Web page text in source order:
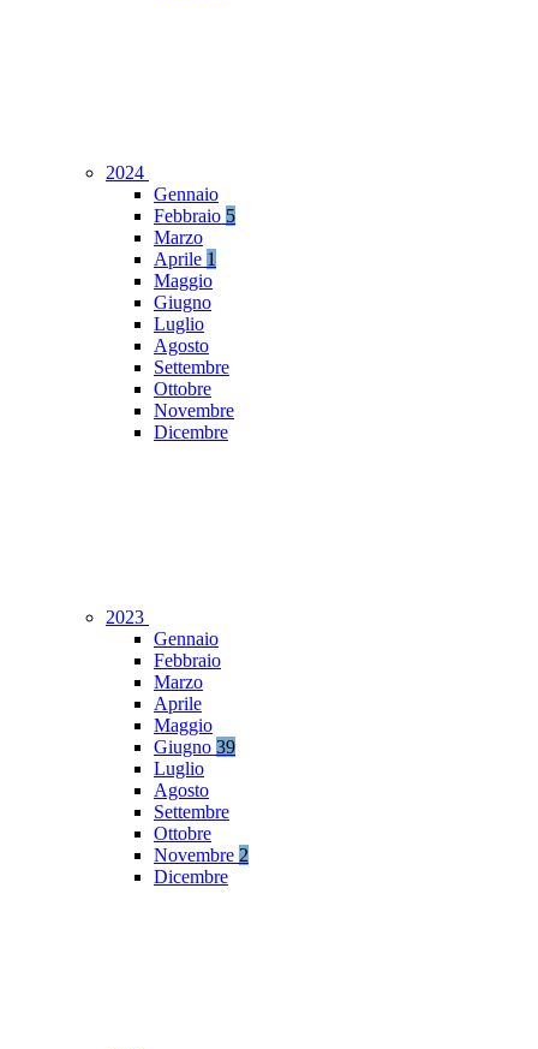
2024
Gennaio
Febbraio 5
Marzo
Aprile 1
Maggio
Giugno
Luglio
Agosto
Settembre
Ottobre
Novembre
Dicembre
2023
Gennaio
Febbraio
Marzo
Aprile
Maggio
Giugno 39
Luglio
Agosto
Settembre
Ottobre
Novembre 2
Dicembre